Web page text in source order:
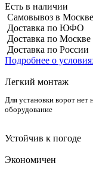
Есть в наличии
Самовывоз в Москве
Доставка по ЮФО
Доставка по Москве
Доставка по России
Подробнее о
Легкий монтаж
Для установки ворот нет
оборудование
Устойчив к погоде
Экономичен